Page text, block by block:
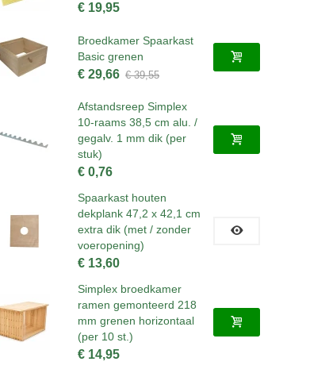
€ 19,95
Broedkamer Spaarkast
Basic grenen
€ 29,66 € 39,55
Afstandsreep Simplex
10-raams 38,5 cm alu. /
gegalv. 1 mm dik (per
stuk)
€ 0,76
Spaarkast houten
dekplank 47,2 x 42,1 cm
extra dik (met / zonder
voeropening)
€ 13,60
Simplex broedkamer
ramen gemonteerd 218
mm grenen horizontaal
(per 10 st.)
€ 14,95